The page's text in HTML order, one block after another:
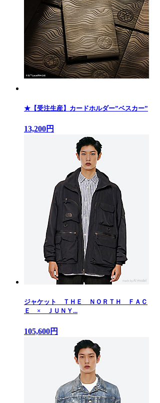
★【受注生産】カードホルダー”ベスカー”
13,200円
ジャケット ＴＨＥ ＮＯＲＴＨ ＦＡＣ
Ｅ × ＪＵＮＹ...
105,600円